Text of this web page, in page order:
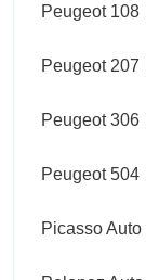
Peugeot 108
Peugeot 207
Peugeot 306
Peugeot 504
Picasso Auto